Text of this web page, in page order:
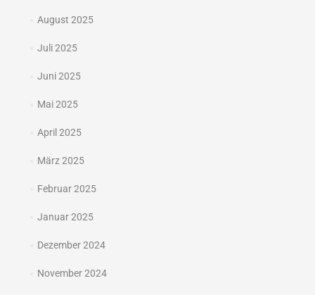
August 2025
Juli 2025
Juni 2025
Mai 2025
April 2025
März 2025
Februar 2025
Januar 2025
Dezember 2024
November 2024